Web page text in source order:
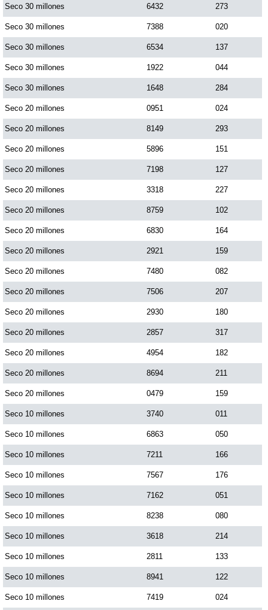
Motilon Tarde
Motilon Noche
Paisita Día
Paisita Noche
Paisita 3
Pick 3 Día
Pick 3 Noche
Pick 4 Día
Pick 4 Noche
Pijao de Oro
Saman de la suerte
Sinuano Día
Sinuano Noche
Super Chontico Noche
Seco 30 millones 6432 273
Seco 30 millones 7388 020
Seco 30 millones 6534 137
Seco 30 millones 1922 044
Seco 30 millones 1648 284
Seco 20 millones 0951 024
Seco 20 millones 8149 293
Seco 20 millones 5896 151
Seco 20 millones 7198 127
Seco 20 millones 3318 227
Seco 20 millones 8759 102
Seco 20 millones 6830 164
Seco 20 millones 2921 159
Seco 20 millones 7480 082
Seco 20 millones 7506 207
Seco 20 millones 2930 180
Seco 20 millones 2857 317
Seco 20 millones 4954 182
Seco 20 millones 8694 211
Seco 20 millones 0479 159
Seco 10 millones 3740 011
Seco 10 millones 6863 050
Seco 10 millones 7211 166
Seco 10 millones 7567 176
Seco 10 millones 7162 051
Seco 10 millones 8238 080
Seco 10 millones 3618 214
Seco 10 millones 2811 133
Seco 10 millones 8941 122
Seco 10 millones 7419 024